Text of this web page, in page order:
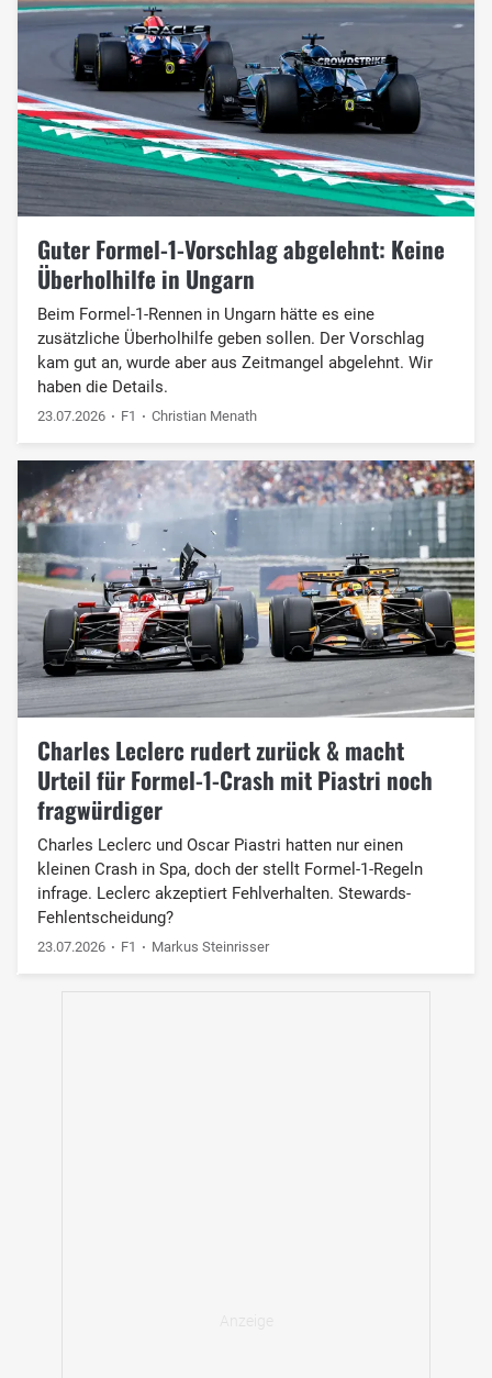
Guter Formel-1-Vorschlag abgelehnt: Keine
Überholhilfe in Ungarn
Beim Formel-1-Rennen in Ungarn hätte es eine
zusätzliche Überholhilfe geben sollen. Der Vorschlag
kam gut an, wurde aber aus Zeitmangel abgelehnt. Wir
haben die Details.
23.07.2026 F1 Christian Menath
Charles Leclerc rudert zurück & macht
Urteil für Formel-1-Crash mit Piastri noch
fragwürdiger
Charles Leclerc und Oscar Piastri hatten nur einen
kleinen Crash in Spa, doch der stellt Formel-1-Regeln
infrage. Leclerc akzeptiert Fehlverhalten. Stewards-
Fehlentscheidung?
23.07.2026 F1 Markus Steinrisser